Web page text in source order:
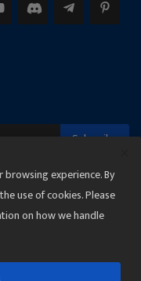
Subscribe
experience. By
use of cookies. Please
on how we handle